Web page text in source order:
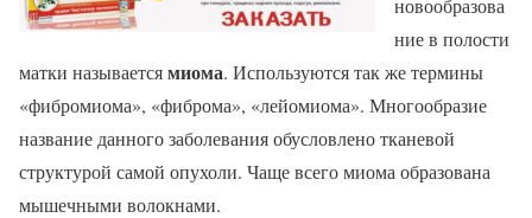
новообразова
ние в полости
матки называетсямиома. Используются так же термины
«фибромиома», «фиброма», «лейомиома». Многообразие
название данного заболевания обусловлено тканевой
структурой самой опухоли. Чаще всего миома образована
мышечными волокнами.